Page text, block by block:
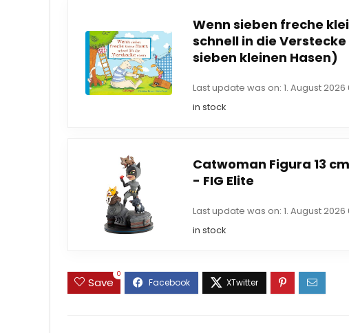
Wenn sieben freche
schnell in die
sieben kleinen Hasen)
Last update was on: 1. August 2026
in stock
Catwoman Figura 13
- FIG Elite
Last update was on: 1. August 2026
in stock
Save
0